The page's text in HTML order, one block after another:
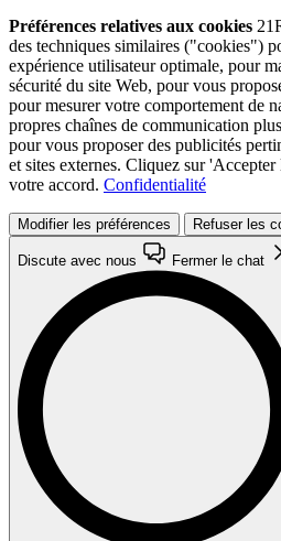
Préférences relatives aux cookies
des techniques similaires ("cookies")
expérience utilisateur optimale, pour
sécurité du site Web, pour vous
pour mesurer votre comportement de
propres chaînes de communication
pour vous proposer des publicités
et sites externes. Cliquez sur
votre accord. Confidentialité
Modifier les préférences Refuser les
Discute avec nous Fermer le chat